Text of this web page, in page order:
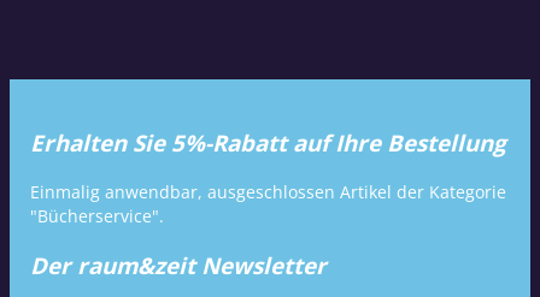
Erhalten Sie 5%-Rabatt auf Ihre Bestellung
Einmalig anwendbar, ausgeschlossen Artikel der Kategorie
"Bücherservice".
Der raum&zeit Newsletter